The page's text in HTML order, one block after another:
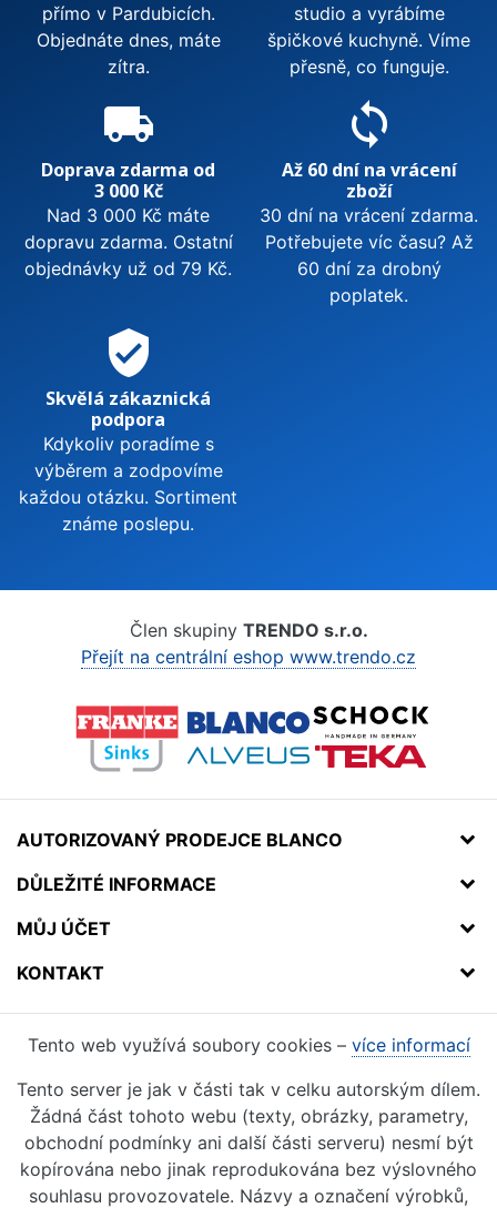
přímo v Pardubicích.
Objednáte dnes, máte
zítra.
studio a vyrábíme
špičkové kuchyně. Víme
přesně, co funguje.
local_shipping
Doprava zdarma od
3 000 Kč
Nad 3 000 Kč máte
dopravu zdarma. Ostatní
objednávky už od 79 Kč.
sync
Až 60 dní na vrácení
zboží
30 dní na vrácení zdarma.
Potřebujete víc času? Až
60 dní za drobný
poplatek.
verified_user
Skvělá zákaznická
podpora
Kdykoliv poradíme s
výběrem a zodpovíme
každou otázku. Sortiment
známe poslepu.
Člen skupiny TRENDO s.r.o.
Přejít na centrální eshop www.trendo.cz
AUTORIZOVANÝ PRODEJCE BLANCO
DŮLEŽITÉ INFORMACE
MŮJ ÚČET
KONTAKT
Tento web využívá soubory cookies – více informací
Tento server je jak v části tak v celku autorským dílem.
Žádná část tohoto webu (texty, obrázky, parametry,
obchodní podmínky ani další části serveru) nesmí být
kopírována nebo jinak reprodukována bez výslovného
souhlasu provozovatele. Názvy a označení výrobků,